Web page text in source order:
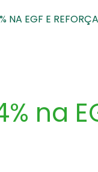
NA EGF E
na